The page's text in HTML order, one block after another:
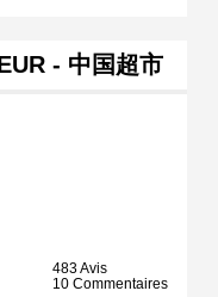
- 中国超市
483 Avis
10 Commentaires